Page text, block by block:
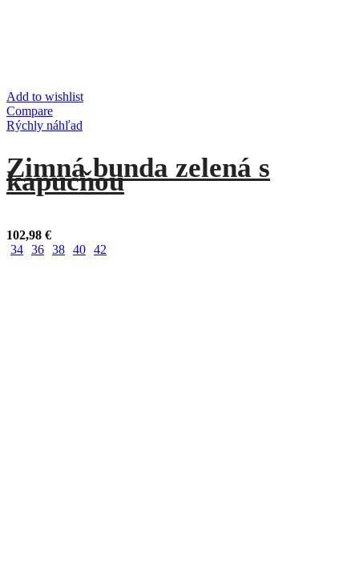
Add to wishlist
Compare
Rýchly náhľad
Zimná bunda zelená s
kapucňou
102,98 €
34 36 38 40 42